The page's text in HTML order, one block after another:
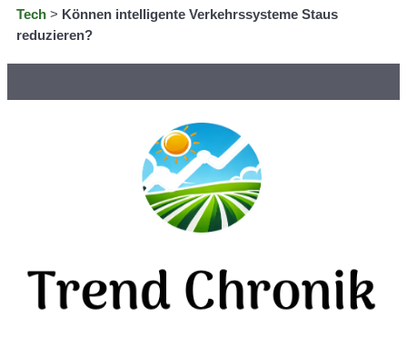
Tech > Können intelligente Verkehrssysteme Staus
reduzieren?